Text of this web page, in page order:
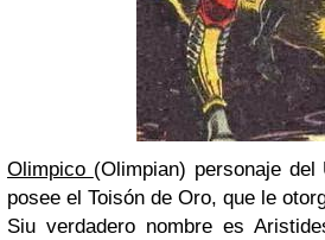
Olimpico (Olimpian) personaje
posee el Toisón de Oro, que le
Siu verdadero nombre es